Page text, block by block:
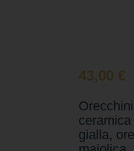
43,00 €
gialla,